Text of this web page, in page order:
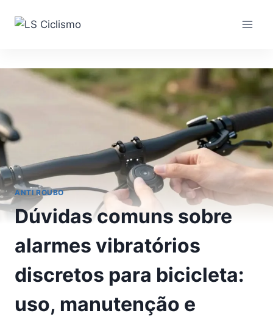
para
ANTI ROUBO
Dúvidas comuns sobre
alarmes vibratórios
discretos para bicicleta:
uso, manutenção e